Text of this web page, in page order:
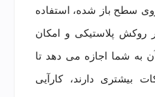
180 درجه روی سطح باز شده، استفاده
روکش پلاستیکی و امکان
به شما اجازه می دهد تا
بیشتری دارند، کارآیی